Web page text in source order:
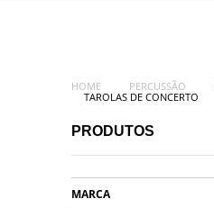
HOME PERCUSSÃO
TAROLAS DE CONCERTO
PRODUTOS
MARCA